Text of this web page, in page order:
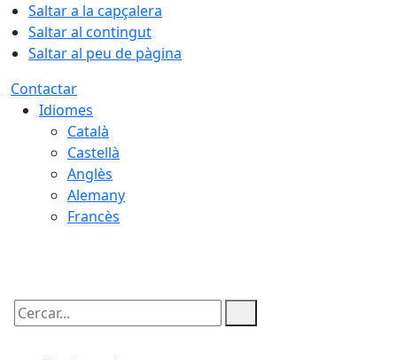
Saltar a la capçalera
Saltar al contingut
Saltar al peu de pàgina
Contactar
Idiomes
Català
Castellà
Anglès
Alemany
Francès
Cercar: